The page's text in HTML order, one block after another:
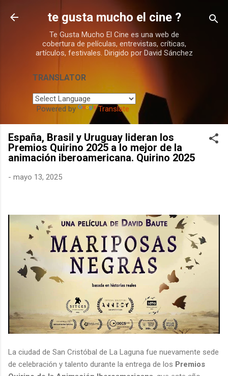
Ir al contenido principal
te gusta mucho el cine ?
Te Gusta Mucho El Cine es una web de
cobertura de películas, entrevistas, críticas,
artículos, festivales. Dirigido por David Sánchez
TRANSLATOR
Powered by Translate
España, Brasil y Uruguay lideran los
Premios Quirino 2025 a lo mejor de la
animación iberoamericana. Quirino 2025
- mayo 13, 2025
La ciudad de San Cristóbal de La Laguna fue nuevamente sede
de celebración y talento durante la entrega de los Premios